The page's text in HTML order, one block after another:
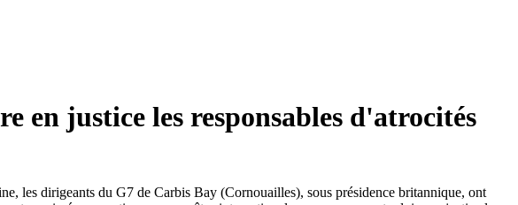
en justice les responsables d'atrocités
les dirigeants du G7 de Carbis Bay (Cornouailles), sous présidence britannique, ont